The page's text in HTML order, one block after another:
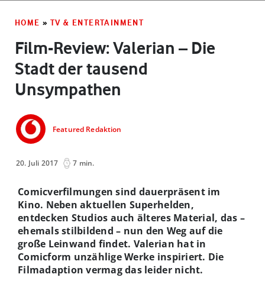
HOME » TV & ENTERTAINMENT
Film-Review: Valerian – Die
Stadt der tausend
Unsympathen
Featured Redaktion
20. Juli 2017 7 min.
Comicverfilmungen sind dauerpräsent im
Kino. Neben aktuellen Superhelden,
entdecken Studios auch älteres Material, das –
ehemals stilbildend – nun den Weg auf die
große Leinwand findet. Valerian hat in
Comicform unzählige Werke inspiriert. Die
Filmadaption vermag das leider nicht.